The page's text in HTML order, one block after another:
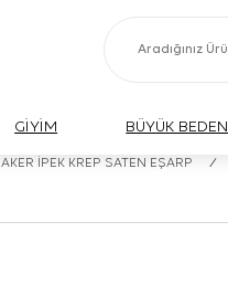
GİYİM BÜYÜK BEDEN
AKER İPEK KREP SATEN EŞARP /